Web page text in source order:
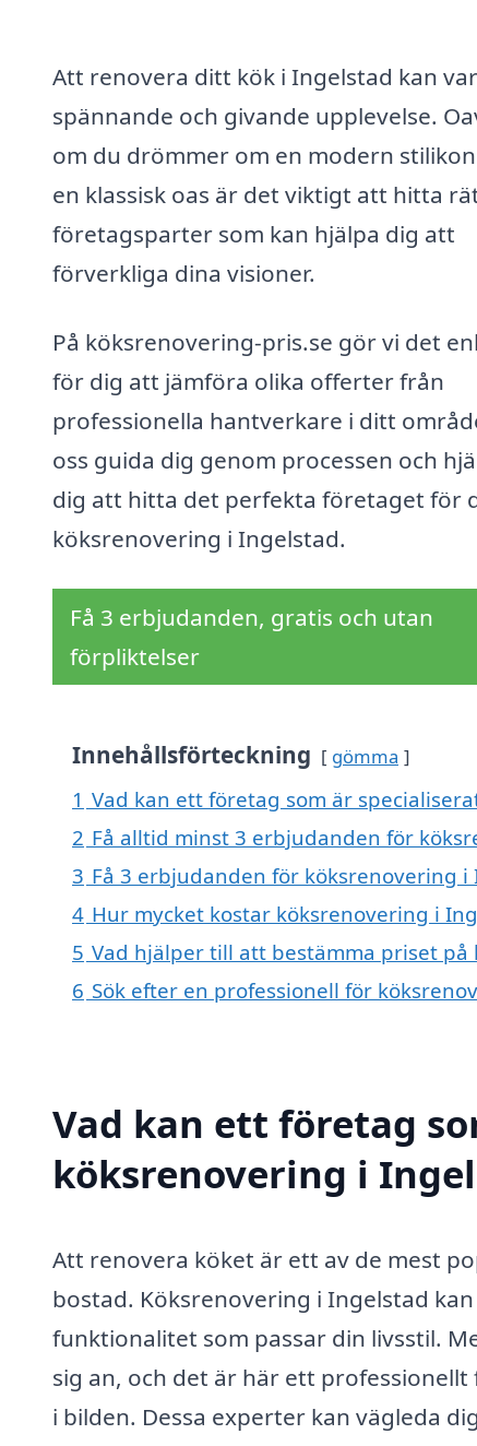
Att renovera ditt kök i Ingelstad kan
spännande och givande upplevelse.
om du drömmer om en modern
en klassisk oas är det viktigt att hitta
företagsparter som kan hjälpa dig att
förverkliga dina visioner.
På köksrenovering-pris.se gör vi det
för dig att jämföra olika offerter från
professionella hantverkare i ditt
oss guida dig genom processen och
dig att hitta det perfekta företaget för
köksrenovering i Ingelstad.
Få 3 erbjudanden, gratis och utan
förpliktelser
Innehållsförteckning gömma
1 Vad kan ett företag som är
2 Få alltid minst 3 erbjudanden för
3 Få 3 erbjudanden för köksrenovering
4 Hur mycket kostar köksrenovering i
5 Vad hjälper till att bestämma priset
6 Sök efter en professionell för
Vad kan ett företag
köksrenovering i
Att renovera köket är ett av de mest
bostad. Köksrenovering i Ingelstad
funktionalitet som passar din livsstil.
sig an, och det är här ett
i bilden. Dessa experter kan vägleda